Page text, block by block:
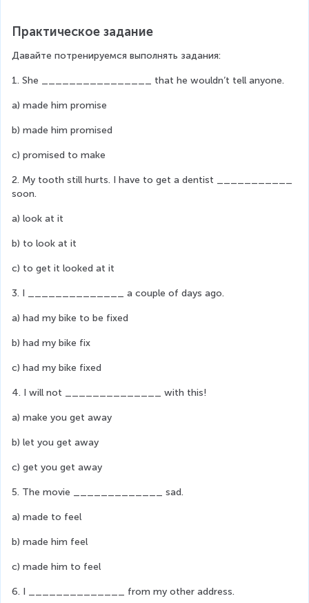
Практическое задание
Давайте потренируемся выполнять задания:
1. She ________________ that he wouldn’t tell anyone.
a) made him promise
b) made him promised
c) promised to make
2. My tooth still hurts. I have to get a dentist ___________
soon.
a) look at it
b) to look at it
c) to get it looked at it
3. I ______________ a couple of days ago.
a) had my bike to be fixed
b) had my bike fix
c) had my bike fixed
4. I will not ______________ with this!
a) make you get away
b) let you get away
c) get you get away
5. The movie _____________ sad.
a) made to feel
b) made him feel
c) made him to feel
6. I ______________ from my other address.